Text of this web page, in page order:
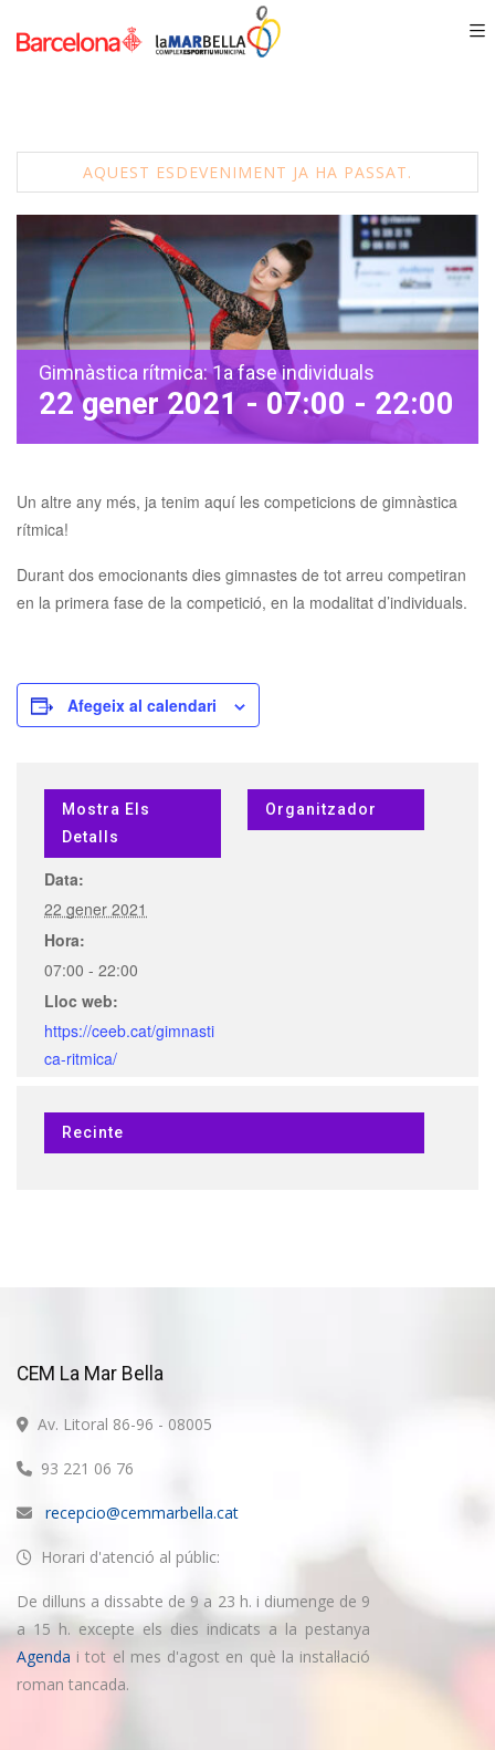
AQUEST ESDEVENIMENT JA HA PASSAT.
Gimnàstica rítmica: 1a fase individuals
22 gener 2021 - 07:00 - 22:00
Un altre any més, ja tenim aquí les competicions de gimnàstica
rítmica!
Durant dos emocionants dies gimnastes de tot arreu competiran
en la primera fase de la competició, en la modalitat d’individuals.
Afegeix al calendari
Mostra Els
Detalls
Data:
22 gener 2021
Hora:
07:00 - 22:00
Lloc web:
https://ceeb.cat/gimnasti
ca-ritmica/
Organitzador
Recinte
CEM La Mar Bella
Av. Litoral 86-96 - 08005
93 221 06 76
recepcio@cemmarbella.cat
Horari d'atenció al públic:
De dilluns a dissabte de 9 a 23 h. i diumenge de 9
a 15 h. excepte els dies indicats a la pestanya
Agenda i tot el mes d'agost en què la instal·lació
roman tancada.